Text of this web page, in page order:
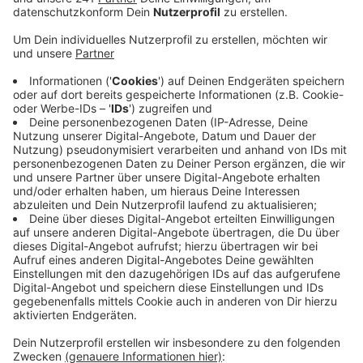
Anzeige
Bayer 04-Sportchef Simon Rolfes freut sich über das
Ergebnis: „Wir müssen zusehen, dass wir in der Liga in
die Spur kommen. Die Champions League ist ein
Wettbewerb, der auch Energie freisetzt.“ Wieder in die
Spur kommen will die Werkself auch in der Fußball-
Bundesliga. Hier geht es für Bayer 04 morgen zum FSV
Mainz 05. Nach vier Niederlagen in den ersten vier
Pflichtspielen der neuen Saison ist Cheftrainer Gerardo
Seoane nun als Krisenmanager gefragt, denn für
Leverkusen zählt nach dem katastrophalen Start im
Auswärtsspiel in Mainz nur ein Sieg. Anpfiff ist morgen
um 15:30 Uhr, Radio Leverkusen überträgt das Spiel